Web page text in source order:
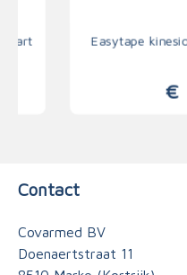
Easytape
€
Contact
Covarmed BV
Doenaertstraat 11